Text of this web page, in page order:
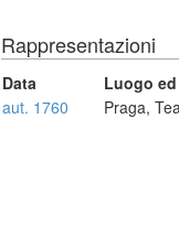
Rappresentazioni
Data Luogo
aut. 1760
Praga,